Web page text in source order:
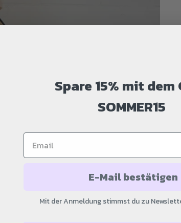
Spare 15% mit dem
SOMMER15
E-Mail bestätigen
Mit der Anmeldung stimmst du zu